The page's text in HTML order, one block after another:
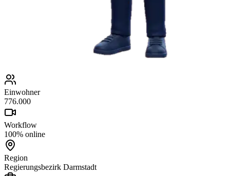
Einwohner
776.000
Workflow
100% online
Region
Regierungsbezirk Darmstadt